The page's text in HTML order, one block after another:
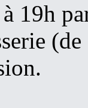
19h